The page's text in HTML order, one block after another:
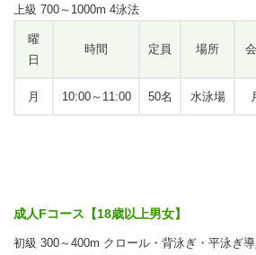
上級 700～1000m 4泳法
曜
日
時間 定員 場所
月 10:00～11:00 50名 水泳場
成人Fコース【18歳以上男女】
初級 300～400m クロール・背泳ぎ・平泳ぎ導